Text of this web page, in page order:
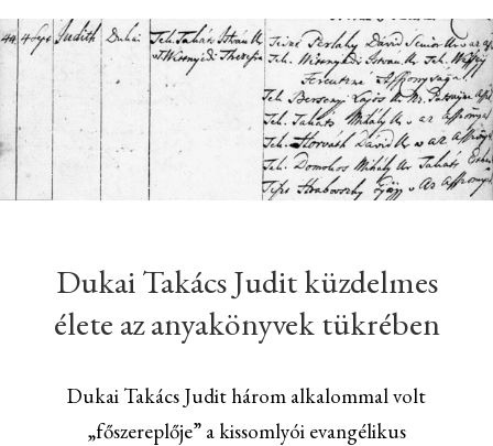
Dukai Takács Judit küzdelmes
élete az anyakönyvek tükrében
Dukai Takács Judit három alkalommal volt
„főszereplője” a kissomlyói evangélikus